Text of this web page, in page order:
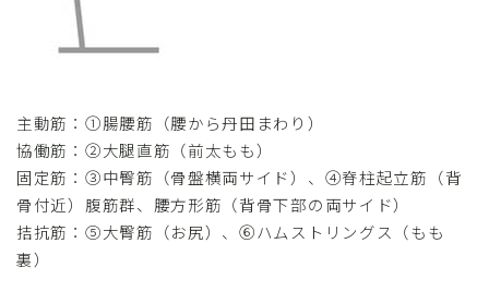
主動筋：①腸腰筋（腰から丹田まわり）
協働筋：②大腿直筋（前太もも）
固定筋：③中臀筋（骨盤横両サイド）、④脊柱起立筋（背
骨付近）腹筋群、腰方形筋（背骨下部の両サイド）
拮抗筋：⑤大臀筋（お尻）、⑥ハムストリングス（もも
裏）